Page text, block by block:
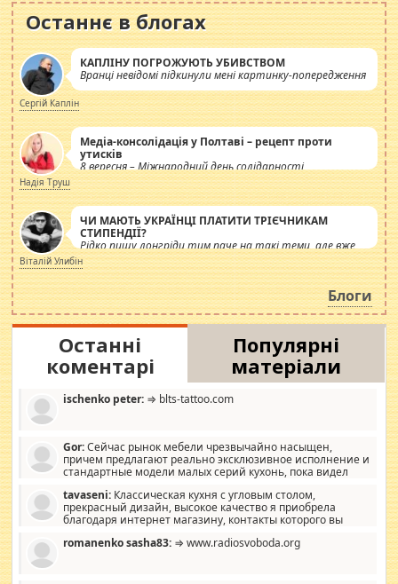
Останнє в блогах
КАПЛІНУ ПОГРОЖУЮТЬ УБИВСТВОМ
Вранці невідомі підкинули мені картинку-попередження
Сергій Каплін
Медіа-консолідація у Полтаві – рецепт проти
утисків
8 вересня – Міжнародний день солідарності
журналістів.
Надія Труш
ЧИ МАЮТЬ УКРАЇНЦІ ПЛАТИТИ ТРІЄЧНИКАМ
СТИПЕНДІЇ?
Рідко пишу лонгріди тим паче на такі теми, але вже
просто дістало! Обурюють сьогоднішні інсенуації
навколо стипендіального питання. Штучно
роздувається ще одна соціальна катастрофа.
Віталій Улибін
Блоги
Останні
коментарі
Популярні
матеріали
ischenko peter: ⇒ blts-tattoo.com
Gor:Сейчас рынок мебели чрезвычайно насыщен,
причем предлагают реально эксклюзивное исполнение и
стандартные модели малых серий кухонь, пока видел
стандартные формы, в MebelOk, креативненько и что главное -
со вкусом все в порядке, без ненужных наворотов удорожающих
мебель, а это не последний фактор.
tavaseni: Классическая кухня с угловым столом,
прекрасный дизайн, высокое качество я приобрела
благодаря интернет магазину, контакты которого вы
romanenko sasha83: ⇒ www.radiosvoboda.org